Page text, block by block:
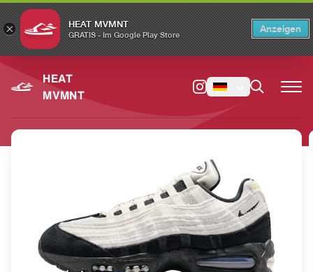
× HEAT MVMNT
GRATIS - Im Google Play Store
Anzeigen
HEAT
MVMNT
Switch to the English version? Switch ×